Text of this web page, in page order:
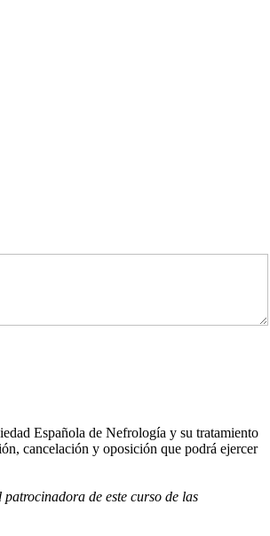
Española de Nefrología y su tratamiento
cancelación y oposición que podrá ejercer
de este curso de las